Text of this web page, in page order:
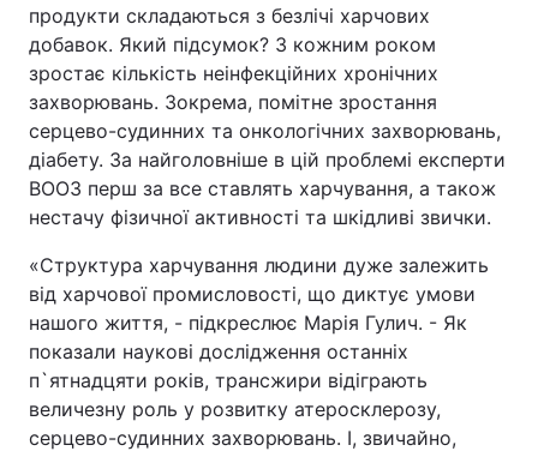
продукти складаються з безлічі харчових
добавок. Який підсумок? З кожним роком
зростає кількість неінфекційних хронічних
захворювань. Зокрема, помітне зростання
серцево-судинних та онкологічних захворювань,
діабету. За найголовніше в цій проблемі експерти
ВООЗ перш за все ставлять харчування, а також
нестачу фізичної активності та шкідливі звички.
«Структура харчування людини дуже залежить
від харчової промисловості, що диктує умови
нашого життя, - підкреслює Марія Гулич. - Як
показали наукові дослідження останніх
п`ятнадцяти років, трансжири відіграють
величезну роль у розвитку атеросклерозу,
серцево-судинних захворювань. І, звичайно,